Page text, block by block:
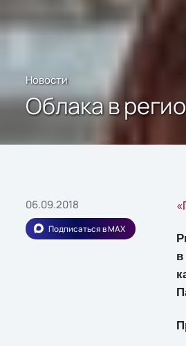
Новости
Облака в
06.09.2018
Подписаться в MAX
в